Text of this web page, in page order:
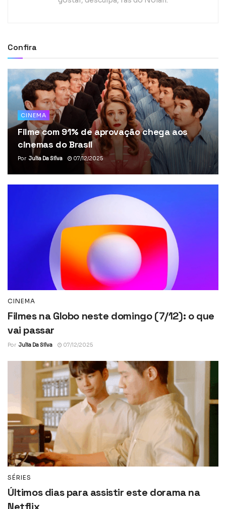
Confira
CINEMA
Filme com 91% de aprovação chega aos
cinemas do Brasil
Por Julia Da Silva 07/12/2025
CINEMA
Filmes na Globo neste domingo (7/12): o que
vai passar
Por Julia Da Silva 07/12/2025
SÉRIES
Últimos dias para assistir este dorama na